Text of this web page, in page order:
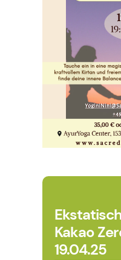
Kakao
19.04.25